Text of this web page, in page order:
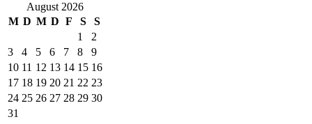
August 2026
M D M D F S
S
1
2
3
4 5 6 7 8
9
10 11 12 13 14 15 16
17 18 19 20 21 22 23
24 25 26 27 28 29 30
31